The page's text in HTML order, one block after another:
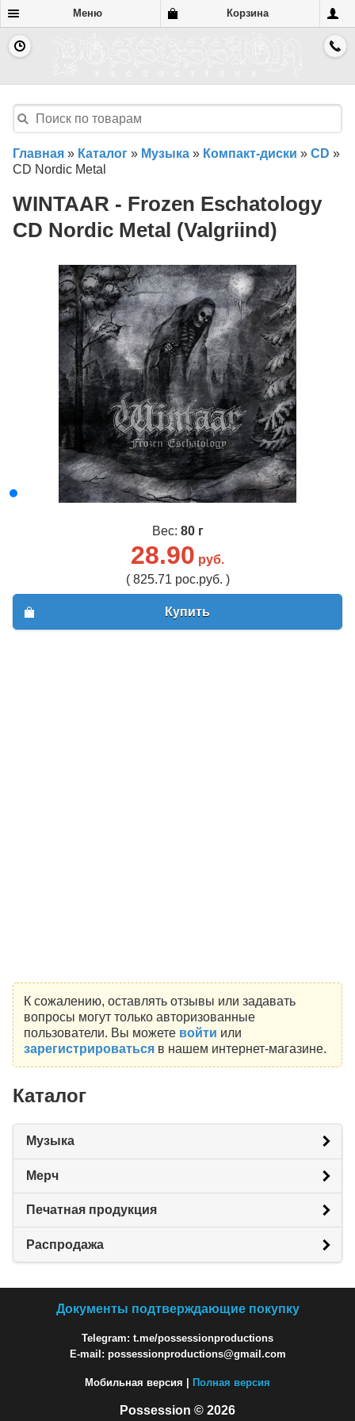
Меню Корзина
Главная » Каталог » Музыка » Компакт-диски » CD »
CD Nordic Metal
WINTAAR - Frozen Eschatology
CD Nordic Metal (Valgriind)
Вес: 80 г
28.90 руб.
( 825.71 рос.руб. )
Купить
К сожалению, оставлять отзывы или задавать
вопросы могут только авторизованные
пользователи. Вы можете войти или
зарегистрироватьсяв нашем интернет-магазине.
Каталог
Музыка
Мерч
Печатная продукция
Распродажа
Документы подтверждающие покупку
Telegram: t.me/possessionproductions
E-mail: possessionproductions@gmail.com
Мобильная версия | Полная версия
Possession © 2026